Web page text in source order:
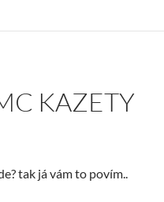
KAZETY
tak já vám to povím..